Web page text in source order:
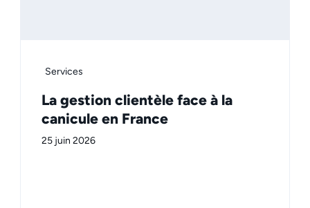
Services
La gestion clientèle face à la
canicule en France
25 juin 2026